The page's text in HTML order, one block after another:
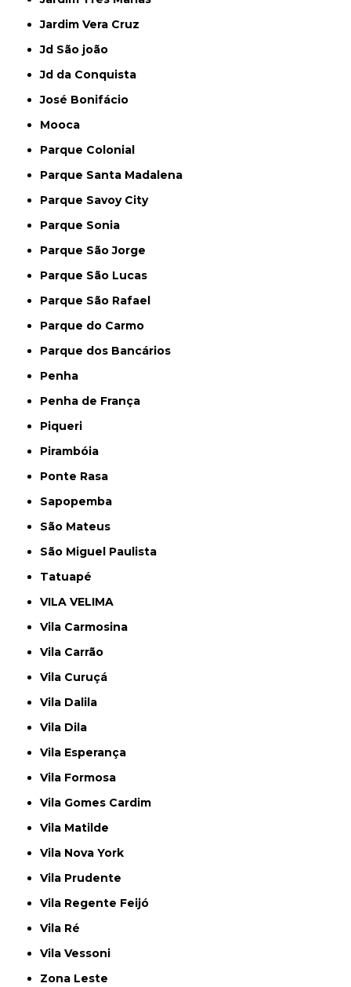
Jardim Vera Cruz
Jd São joão
Jd da Conquista
José Bonifácio
Mooca
Parque Colonial
Parque Santa Madalena
Parque Savoy City
Parque Sonia
Parque São Jorge
Parque São Lucas
Parque São Rafael
Parque do Carmo
Parque dos Bancários
Penha
Penha de França
Piqueri
Pirambóia
Ponte Rasa
Sapopemba
São Mateus
São Miguel Paulista
Tatuapé
VILA VELIMA
Vila Carmosina
Vila Carrão
Vila Curuçá
Vila Dalila
Vila Dila
Vila Esperança
Vila Formosa
Vila Gomes Cardim
Vila Matilde
Vila Nova York
Vila Prudente
Vila Regente Feijó
Vila Ré
Vila Vessoni
Zona Leste